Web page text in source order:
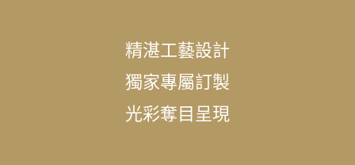
精湛工藝設計
獨家專屬訂製
光彩奪目呈現